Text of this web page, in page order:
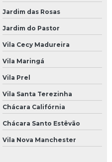
Jardim das Rosas
Jardim do Pastor
Vila Cecy Madureira
Vila Maringá
Vila Prel
Vila Santa Terezinha
Chácara Califórnia
Chácara Santo Estêvão
Vila Nova Manchester